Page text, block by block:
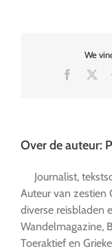
We
Over de auteur:
Journalist,
Auteur van
diverse reisbladen
Wandelmagazine,
Toeraktief en